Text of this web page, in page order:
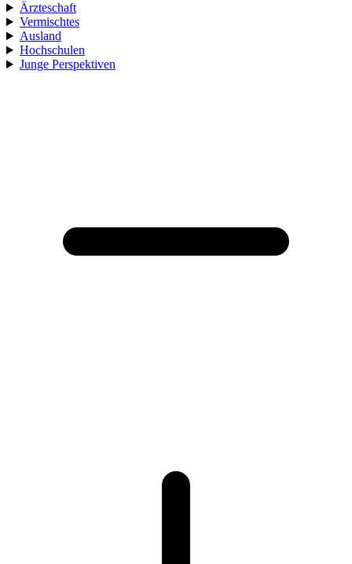
Ärzteschaft
Vermischtes
Ausland
Hochschulen
Junge Perspektiven